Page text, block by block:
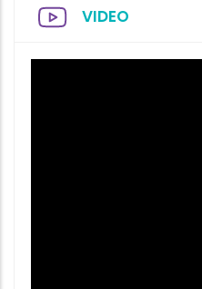
VIDEO